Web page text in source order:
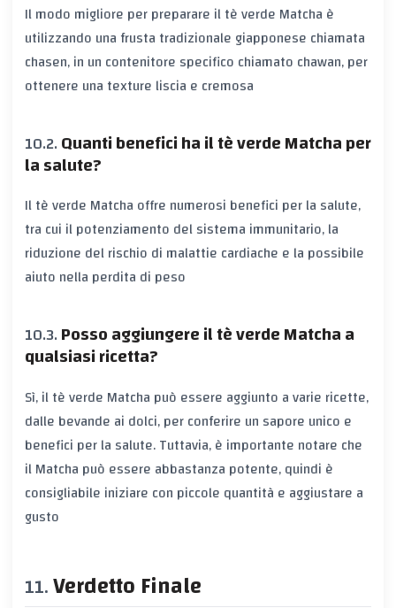
Il modo migliore per preparare il tè verde Matcha è
utilizzando una frusta tradizionale giapponese chiamata
chasen, in un contenitore specifico chiamato chawan, per
ottenere una texture liscia e cremosa
Quanti benefici ha il tè verde Matcha per
la salute?
Il tè verde Matcha offre numerosi benefici per la salute,
tra cui il potenziamento del sistema immunitario, la
riduzione del rischio di malattie cardiache e la possibile
aiuto nella perdita di peso
Posso aggiungere il tè verde Matcha a
qualsiasi ricetta?
Sì, il tè verde Matcha può essere aggiunto a varie ricette,
dalle bevande ai dolci, per conferire un sapore unico e
benefici per la salute. Tuttavia, è importante notare che
il Matcha può essere abbastanza potente, quindi è
consigliabile iniziare con piccole quantità e aggiustare a
gusto
Verdetto Finale